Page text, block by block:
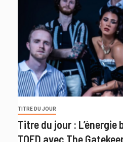
TITRE DU JOUR
Titre du jour :
TOED avec The